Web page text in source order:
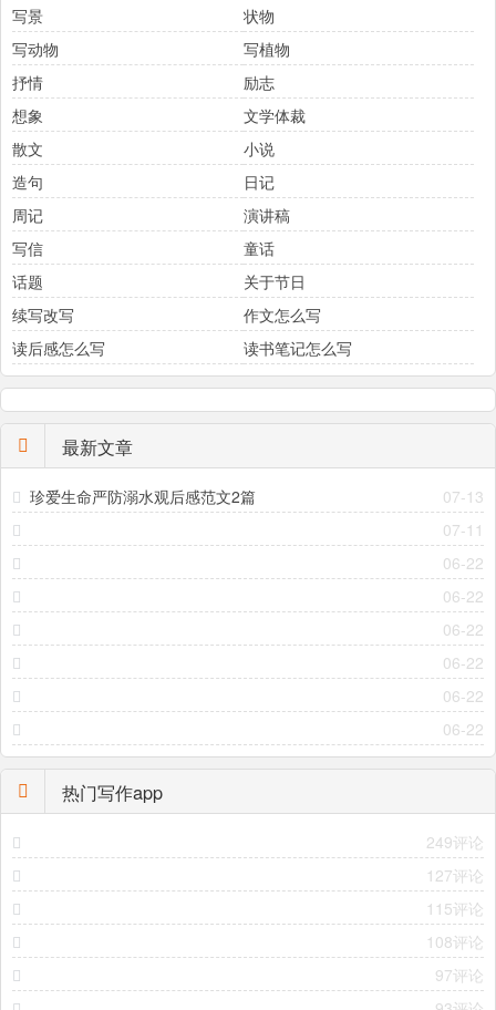
写景
状物
写动物
写植物
抒情
励志
想象
文学体裁
散文
小说
造句
日记
周记
演讲稿
写信
童话
话题
关于节日
续写改写
作文怎么写
读后感怎么写
读书笔记怎么写
最新文章
07-13
珍爱生命严防溺水观后感范文2篇
07-11
06-22
06-22
06-22
06-22
06-22
06-22
热门写作app
249评论
127评论
115评论
108评论
97评论